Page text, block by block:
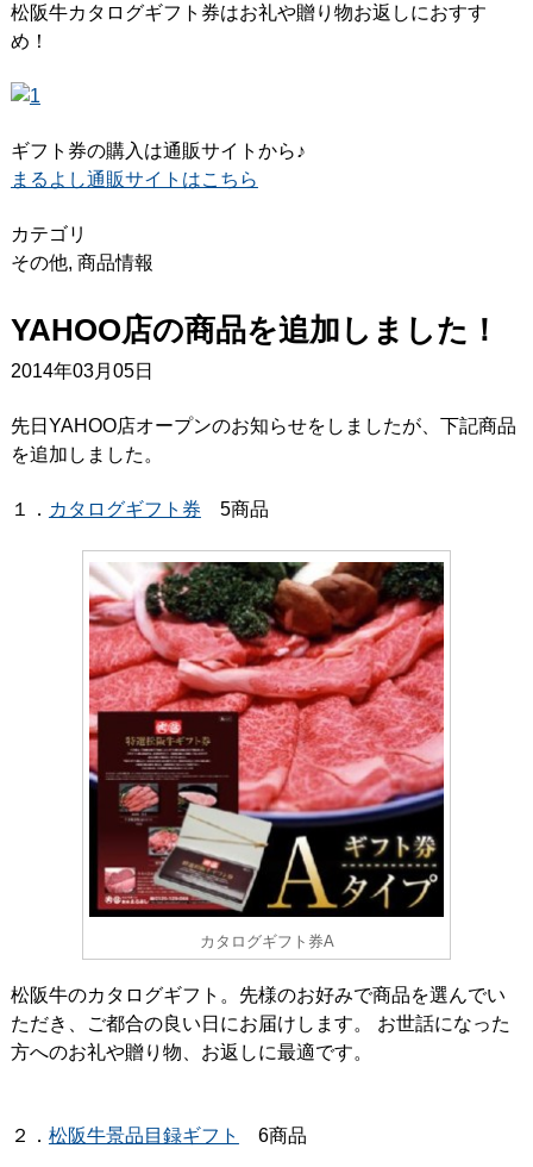
松阪牛カタログギフト券はお礼や贈り物お返しにおすす
め！
ギフト券の購入は通販サイトから♪
まるよし通販サイトはこちら
カテゴリ
その他, 商品情報
YAHOO店の商品を追加しました！
2014年03月05日
先日YAHOO店オープンのお知らせをしましたが、下記商品
を追加しました。
１． カタログギフト券 5商品
カタログギフト券A
松阪牛のカタログギフト。先様のお好みで商品を選んでい
ただき、ご都合の良い日にお届けします。 お世話になった
方へのお礼や贈り物、お返しに最適です。
２． 松阪牛景品目録ギフト 6商品